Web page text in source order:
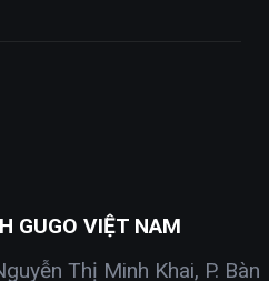
GUGO VIỆT NAM
Thị Minh Khai, P. Bàn